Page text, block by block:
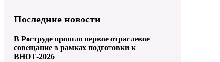
Последние новости
В Роструде прошло первое отраслевое
совещание в рамках подготовки к
ВНОТ-2026